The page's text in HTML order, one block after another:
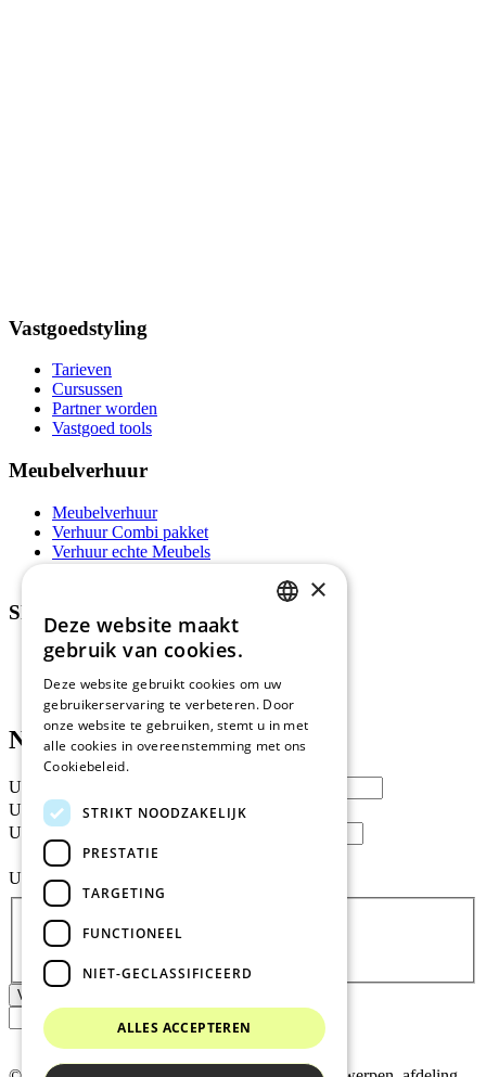
Vastgoedstyling
Tarieven
Cursussen
Partner worden
Vastgoed tools
Meubelverhuur
Meubelverhuur
Verhuur Combi pakket
Verhuur echte Meubels
Shop
Kartonnen meubelen
Winkelwagen
Neem contact met ons op
Uw Voornaam + Naam
Uw e-mailadres*
Uw tel. Nr. / GSM *
Uw boodschap
Privacy *
Ik accepteerhet privacybeleid
Verzenden
FR BANNER
DE BANNER
×
Deze website maakt
gebruik van cookies.
Deze website gebruikt cookies om uw
gebruikerservaring te verbeteren. Door
onze website te gebruiken, stemt u in met
alle cookies in overeenstemming met ons
Cookiebeleid.
STRIKT NOODZAKELIJK
PRESTATIE
TARGETING
FUNCTIONEEL
NIET-GECLASSIFICEERD
ALLES ACCEPTEREN